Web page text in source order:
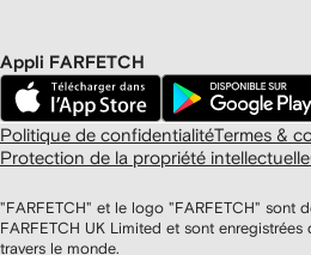
Appli FARFETCH
Politique de confidentialitéTermes &
Protection de la propriété intellectuelle
"FARFETCH" et le logo "FARFETCH" sont
FARFETCH UK Limited et sont
travers le monde.